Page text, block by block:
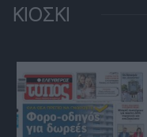
ΚΙΟΣΚΙ